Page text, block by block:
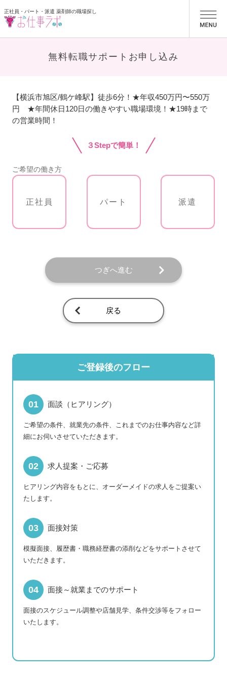
正社員・パート・派遣 薬剤師の職場探し
無料転職サポートお申し込み
【横浜市旭区/鶴ケ峰駅】徒歩6分！★年収450万円〜550万
円 ★年間休日120日の働きやすい職場環境！★19時まで
の営業時間！
３Stepで簡単！
ご希望の働き方
正社員 パート 派遣
つぎへ進む
戻る
ご登録後のフロー
面談（ヒアリング）
ご希望の条件、就業先の条件、これまでのお仕事内容など詳
細にお伺いさせていただきます。
求人提案・ご応募
ヒアリング内容をもとに、オーダーメイドの求人をご提案い
たします。
面接対策
模擬面接、履歴書・職務経歴書の添削などをサポートさせて
いただきます。
面接～就業までのサポート
面接のスケジュール調整や店舗見学、条件交渉等をフォロー
いたします。